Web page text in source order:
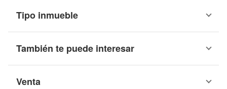
Tipo inmueble
También te puede interesar
Venta